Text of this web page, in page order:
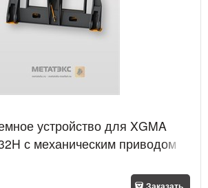
устройство для XGMA
с механическим приводом